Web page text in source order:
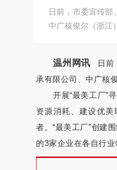
日前，市委宣传部
中广核俊尔（浙江
温州网讯 日前
承有限公司、中广核
开展“最美工厂”
资源消耗、建设优美
者。“最美工厂”创建
的3家企业在各自行业